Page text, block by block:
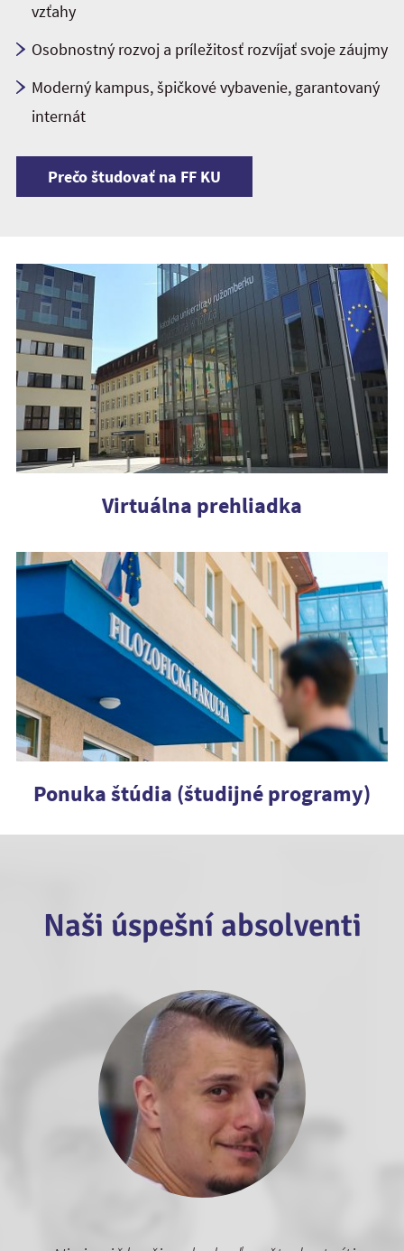
vzťahy
Osobnostný rozvoj a príležitosť rozvíjať svoje záujmy
Moderný kampus, špičkové vybavenie, garantovaný
internát
Prečo študovať na FF KU
Virtuálna prehliadka
Ponuka štúdia (študijné programy)
Naši úspešní absolventi